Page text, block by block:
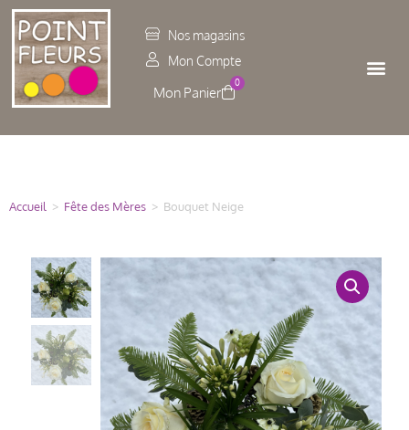
Panneau de gestion des cookies
Nos magasins
Mon Compte
0
Accueil > Fête des Mères > Bouquet Neige